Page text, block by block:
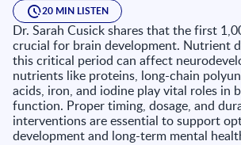
20 MIN LISTEN
Dr. Sarah Cusick shares that the first
crucial for brain development. Nutrient
this critical period can affect
nutrients like proteins, long-chain
acids, iron, and iodine play vital roles in
function. Proper timing, dosage, and
interventions are essential to support
development and long-term mental